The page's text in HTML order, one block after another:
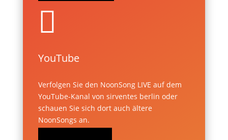

YouTube
Verfolgen Sie den NoonSong LIVE auf dem
YouTube-Kanal von sirventes berlin oder
schauen Sie sich dort auch ältere
NoonSongs an.